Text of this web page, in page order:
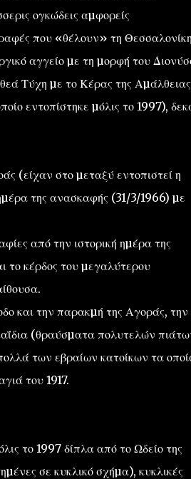
ογκώδεις αµφορείς
που «θέλουν» τη
αγγείο µε τη µορφή του
Τύχη µε το Κέρας της Αµάλθειας
εντοπίστηκε µόλις το 1997),
(είχαν στο µεταξύ εντοπιστεί η
της ανασκαφής (31/3/1966) µε
από την ιστορική ηµέρα της
το κέρδος του µεγαλύτερου
και την παρακµή της Αγοράς, την
(θραύσµατα πολυτελών
των εβραίων κατοίκων τα
του 1917.
το 1997 δίπλα από το Ωδείο της
σε κυκλικό σχήµα), κυκλικές